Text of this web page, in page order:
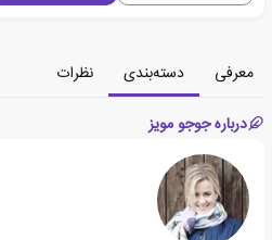
معرفی دسته‌بندی
نظرات
درباره جوجو مویز